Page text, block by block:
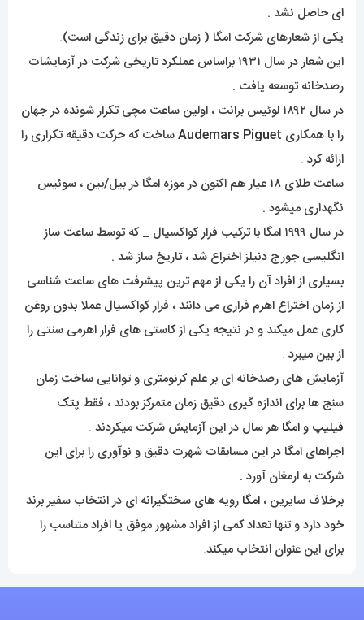
ای حاصل نشد .
یکی از شعارهای شرکت امگا ( زمان دقیق برای زندگی است).
این شعار در سال ۱۹۳۱ براساس عملکرد تاریخی شرکت در آزمایشات
رصدخانه توسعه یافت .
در سال ۱۸۹۲ لوئیس برانت ، اولین ساعت مچی تکرار شونده در جهان
را با همکاری
ساخت که حرکت دقیقه تکراری را
ارائه کرد .
ساعت طلای ۱۸ عیار هم اکنون در موزه امگا در بیل/بین ، سوئیس
نگهداری میشود .
در سال ۱۹۹۹ امگا با ترکیب فرار کواکسیال _ که توسط ساعت ساز
انگلیسی جورج دنیلز اختراع شد ، تاریخ ساز شد .
بسیاری از افراد آن را یکی از مهم ترین پیشرفت های ساعت شناسی
از زمان اختراع اهرم فراری می دانند ، فرار کواکسیال عملا بدون روغن
کاری عمل میکند و در نتیجه یکی از کاستی های فرار اهرمی سنتی را
از بین میبرد .
آزمایش های رصدخانه ای بر علم کرنومتری و توانایی ساخت زمان
سنج ها برای اندازه گیری دقیق زمان متمرکز بودند ، فقط پتک
فیلیپ و امگا هر سال در این آزمایش شرکت میکردند .
اجراهای امگا در این مسابقات شهرت دقیق و نوآوری را برای این
شرکت به ارمغان آورد .
برخلاف سایرین ، امگا رویه های سختگیرانه ای در انتخاب سفیر برند
خود دارد و تنها تعداد کمی از افراد مشهور موفق یا افراد متناسب را
برای این عنوان انتخاب میکند.